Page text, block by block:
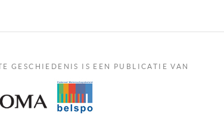
GESCHIEDENIS IS EEN PUBLICATIE VAN